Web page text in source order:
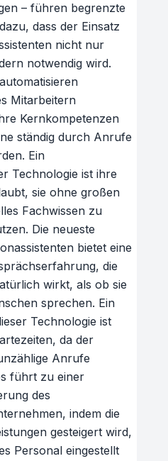
– führen begrenzte
dass der Einsatz
nicht nur
notwendig wird.
Mitarbeitern
Kernkompetenzen
ständig durch Anrufe
Ein
Technologie ist ihre
sie ohne großen
Fachwissen zu
Die neueste
bietet eine
die
wirkt, als ob sie
sprechen. Ein
Technologie ist
da der
Anrufe
führt zu einer
des
indem die
gesteigert wird,
Personal eingestellt